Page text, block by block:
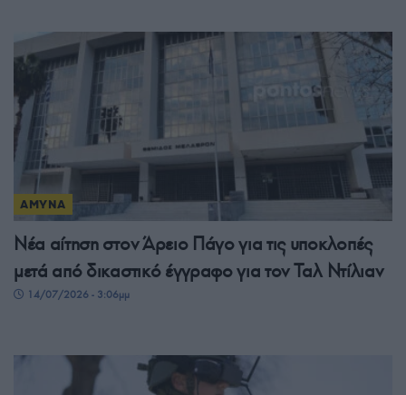
ΑΜΥΝΑ
Νέα αίτηση στον Άρειο Πάγο για τις υποκλοπές
μετά από δικαστικό έγγραφο για τον Ταλ Ντίλιαν
14/07/2026 - 3:06μμ